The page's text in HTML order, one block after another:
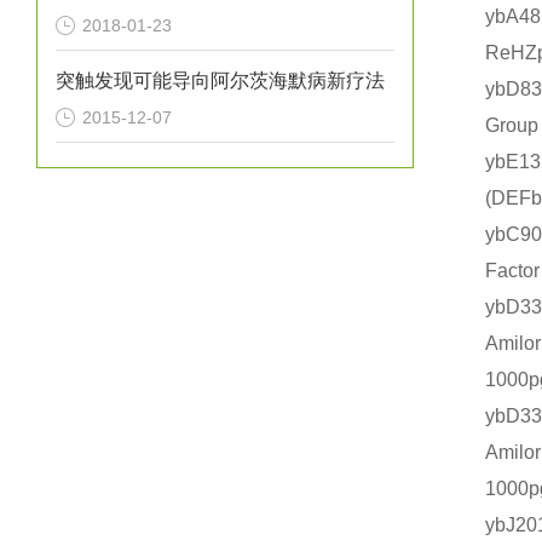
2018-01-23
突触发现可能导向阿尔茨海默病新疗法
2015-12-07